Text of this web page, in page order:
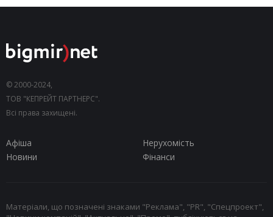
© 2000-2024,
ТОВ "КЕПРЕЙТ ПАРТНЕРС".
Всі права захищені.
Афіша
Нерухомість
Новини
Фінанси
Матеріали, що позначені знаками "Реклама", "PR", "Спецпроект",